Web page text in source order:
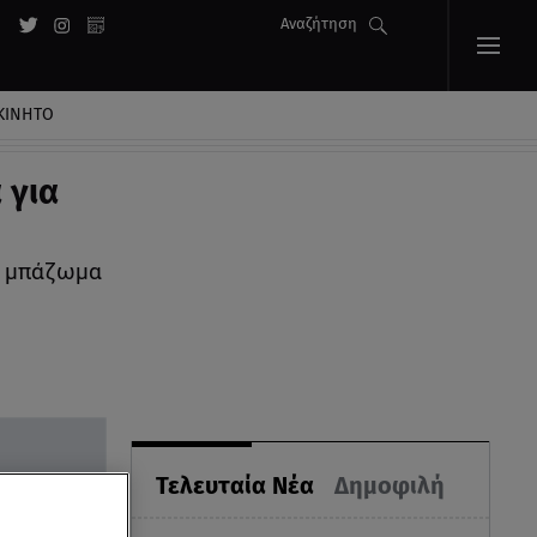
Αναζήτηση
μπάζωμα
Τελευταία Νέα Δημοφιλή